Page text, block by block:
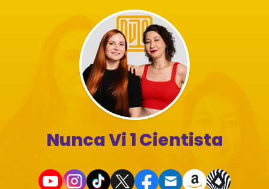
Nunca Vi 1 Cientista